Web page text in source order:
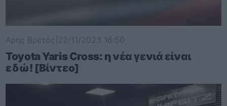
Αρης Βρετός 22/11/2023 16:50
Toyota Yaris Cross: η νέα γενιά είναι
εδώ! [Βίντεο]